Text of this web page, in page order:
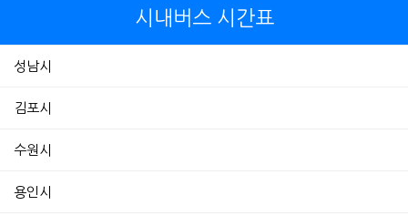
시내버스 시간표
성남시
김포시
수원시
용인시